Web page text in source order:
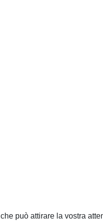
può attirare la vostra